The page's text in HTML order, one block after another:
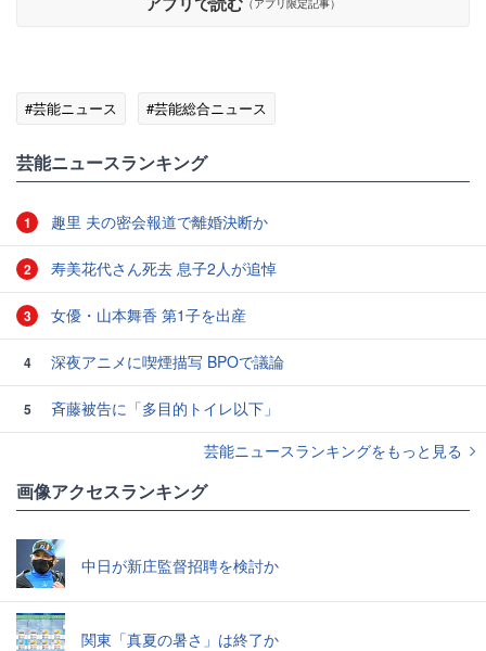
#芸能ニュース #芸能総合ニュース
芸能ニュースランキング
1 趣里 夫の密会報道で離婚決断か
2 寿美花代さん死去 息子2人が追悼
3 女優・山本舞香 第1子を出産
4 深夜アニメに喫煙描写 BPOで議論
5
斉藤被告に「多目的トイレ以下」
芸能ニュースランキングをもっと見る
画像アクセスランキング
中日が新庄監督招聘を検討か
関東「真夏の暑さ」は終了か